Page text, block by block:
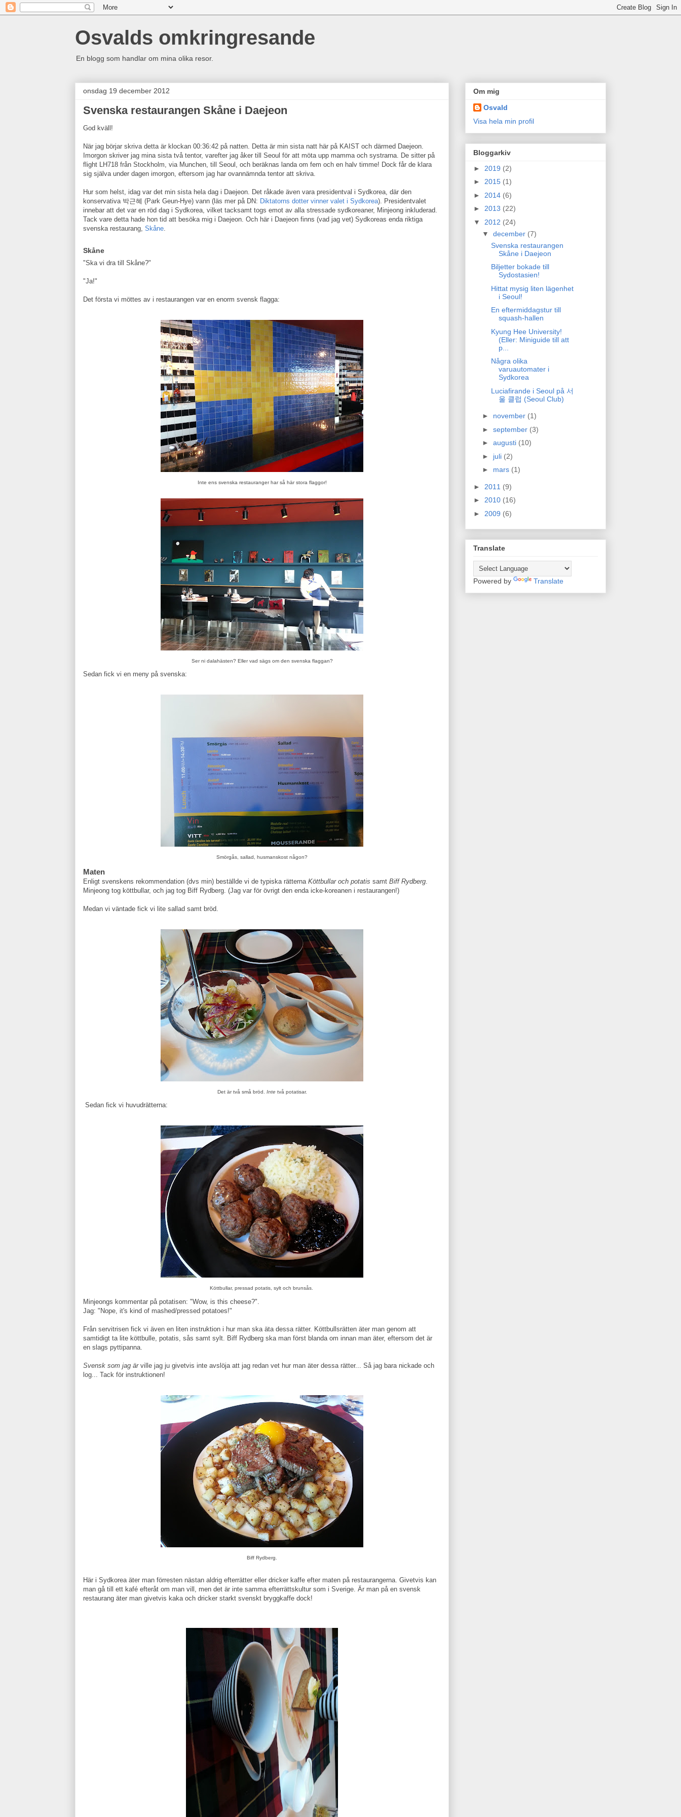
Osvalds omkringresande
En blogg som handlar om mina olika resor.
onsdag 19 december 2012
Svenska restaurangen Skåne i Daejeon
God kväll!
När jag börjar skriva detta är klockan 00:36:42 på natten. Detta är min sista natt här på KAIST och därmed Daejeon.
Imorgon skriver jag mina sista två tentor, varefter jag åker till Seoul för att möta upp mamma och systrarna. De sitter på
flight LH718 från Stockholm, via Munchen, till Seoul, och beräknas landa om fem och en halv timme! Dock får de klara
sig själva under dagen imorgon, eftersom jag har ovannämnda tentor att skriva.
Hur som helst, idag var det min sista hela dag i Daejeon. Det råkade även vara presidentval i Sydkorea, där den
konservativa 박근혜 (Park Geun-Hye) vann (läs mer på DN: Diktatorns dotter vinner valet i Sydkorea). Presidentvalet
innebar att det var en röd dag i Sydkorea, vilket tacksamt togs emot av alla stressade sydkoreaner, Minjeong inkluderad.
Tack vare detta hade hon tid att besöka mig i Daejeon. Och här i Daejeon finns (vad jag vet) Sydkoreas enda riktiga
svenska restaurang, Skåne.
Skåne
"Ska vi dra till Skåne?"
"Ja!"
Det första vi möttes av i restaurangen var en enorm svensk flagga:
Inte ens svenska restauranger har så här stora flaggor!
Ser ni dalahästen? Eller vad sägs om den svenska flaggan?
Sedan fick vi en meny på svenska:
Smörgås, sallad, husmanskost någon?
Maten
Enligt svenskens rekommendation (dvs min) beställde vi de typiska rätterna Köttbullar och potatis samt Biff Rydberg
Minjeong tog köttbullar, och jag tog Biff Rydberg. (Jag var för övrigt den enda icke-koreanen i restaurangen!)
Medan vi väntade fick vi lite sallad samt bröd.
Det är två små bröd. Intetvå potatisar.
Sedan fick vi huvudrätterna:
Köttbullar, pressad potatis, sylt och brunsås.
Minjeongs kommentar på potatisen: "Wow, is this cheese?".
Jag: "Nope, it's kind of mashed/pressed potatoes!"
Från servitrisen fick vi även en liten instruktion i hur man ska äta dessa rätter. Köttbullsrätten äter man genom att
samtidigt ta lite köttbulle, potatis, sås samt sylt. Biff Rydberg ska man först blanda om innan man äter, eftersom det är
en slags pyttipanna.
Svensk som jag ärville jag ju givetvis inte avslöja att jag redan vet hur man äter dessa rätter... Så jag bara nickade och
log... Tack för instruktionen!
Biff Rydberg.
Här i Sydkorea äter man förresten nästan aldrig efterrätter eller dricker kaffe efter maten på restaurangerna. Givetvis kan
man gå till ett kafé efteråt om man vill, men det är inte samma efterrättskultur som i Sverige. Är man på en svensk
restaurang äter man givetvis kaka och dricker starkt svenskt bryggkaffe dock!
Om mig
Osvald
Visa hela min profil
Bloggarkiv
► 2019 (2)
► 2015 (1)
► 2014 (6)
► 2013 (22)
▼ 2012 (24)
▼ december (7)
Svenska restaurangen
Skåne i Daejeon
Biljetter bokade till
Sydostasien!
Hittat mysig liten lägenhet
i Seoul!
En eftermiddagstur till
squash-hallen
Kyung Hee University!
(Eller: Miniguide till att
p...
Några olika
varuautomater i
Sydkorea
Luciafirande i Seoul på 서
울 클럽 (Seoul Club)
► november (1)
► september (3)
► augusti (10)
► juli (2)
► mars (1)
► 2011 (9)
► 2010 (16)
► 2009 (6)
Translate
Powered by Translate